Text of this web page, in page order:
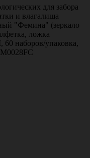
для забора
и влагалища
"Фемина" (зеркало
ложка
60 наборов/упаковка,